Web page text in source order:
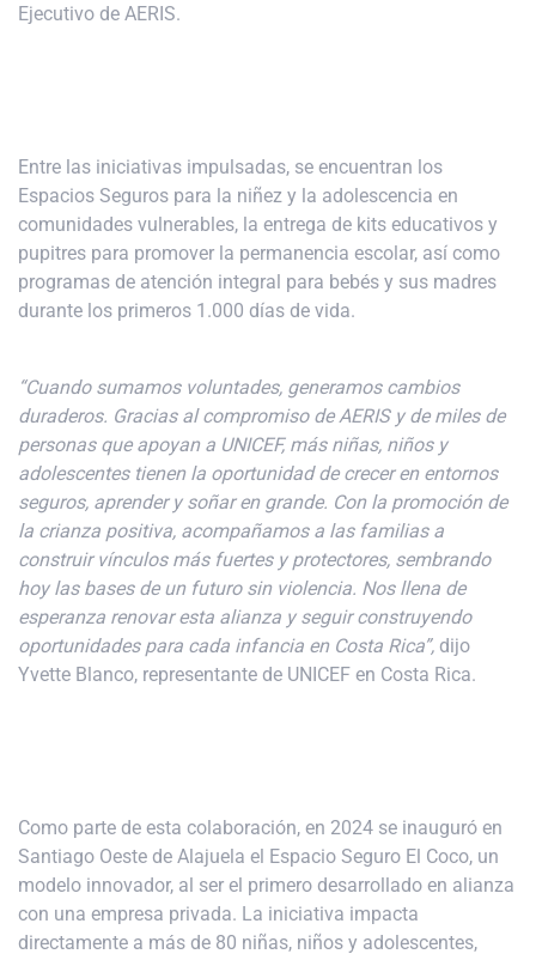
Ejecutivo de AERIS.
Entre las iniciativas impulsadas, se encuentran los
Espacios Seguros para la niñez y la adolescencia en
comunidades vulnerables, la entrega de kits educativos y
pupitres para promover la permanencia escolar, así como
programas de atención integral para bebés y sus madres
durante los primeros 1.000 días de vida.
“Cuando sumamos voluntades, generamos cambios
duraderos. Gracias al compromiso de AERIS y de miles de
personas que apoyan a UNICEF, más niñas, niños y
adolescentes tienen la oportunidad de crecer en entornos
seguros, aprender y soñar en grande. Con la promoción de
la crianza positiva, acompañamos a las familias a
construir vínculos más fuertes y protectores, sembrando
hoy las bases de un futuro sin violencia. Nos llena de
esperanza renovar esta alianza y seguir construyendo
oportunidades para cada infancia en Costa Rica”, dijo
Yvette Blanco, representante de UNICEF en Costa Rica.
Como parte de esta colaboración, en 2024 se inauguró en
Santiago Oeste de Alajuela el Espacio Seguro El Coco, un
modelo innovador, al ser el primero desarrollado en alianza
con una empresa privada. La iniciativa impacta
directamente a más de 80 niñas, niños y adolescentes,